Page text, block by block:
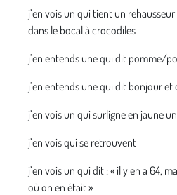
j’en vois un qui tient un
dans le bocal à crocodiles
j’en entends une qui dit pomme/
j’en entends une qui dit bonjour
j’en vois un qui surligne en jaune
j’en vois qui se retrouvent
j’en vois un qui dit : « il y en a 64,
où on en était »